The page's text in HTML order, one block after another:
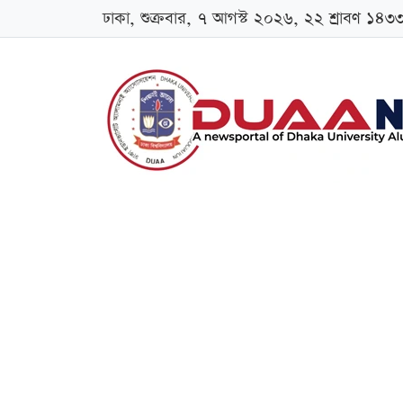
ঢাকা, শুক্রবার, ৭ আগস্ট ২০২৬, ২২ শ্রাবণ